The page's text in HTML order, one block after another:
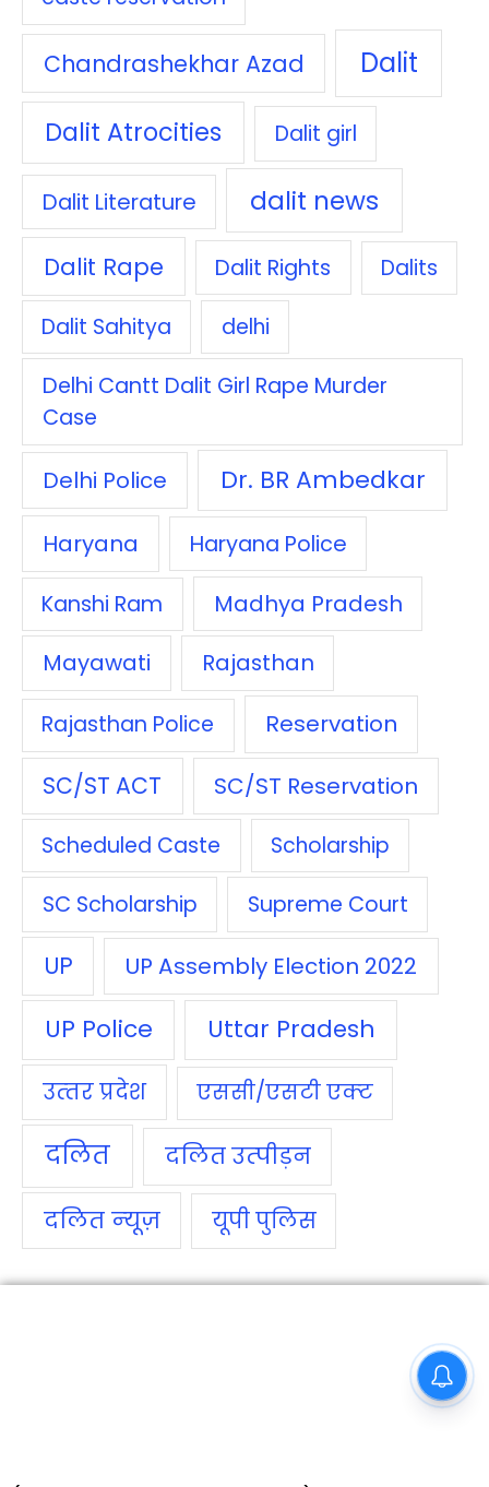
Chandrashekhar Azad Dalit
Dalit Atrocities Dalit girl
Dalit Literature dalit news
Dalit Rape Dalit Rights Dalits
Dalit Sahitya delhi
Delhi Cantt Dalit Girl Rape Murder
Case
Delhi Police Dr. BR Ambedkar
Haryana Haryana Police
Kanshi Ram
Madhya Pradesh
Mayawati
Rajasthan
Rajasthan Police Reservation
SC/ST ACT SC/ST Reservation
Scheduled Caste Scholarship
SC Scholarship Supreme Court
UP UP Assembly Election 2022
UP Police Uttar Pradesh
उत्‍तर प्रदेश एससी/एसटी एक्‍ट
दलित दलित उत्‍पीड़न
दलित न्‍यूज़ यूपी पुलिस